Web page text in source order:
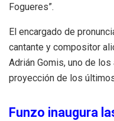
Fogueres”.
El encargado de
cantante y compositor
Adrián Gomis, uno de
proyección de los
Funzo inaugura